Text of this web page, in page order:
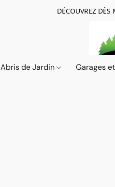
DÉCOUVREZ
Abris de Jardin Garages